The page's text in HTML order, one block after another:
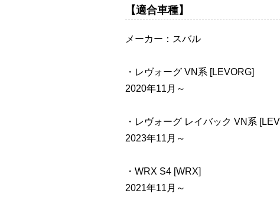
【適合車種】
メーカー：スバル
・レヴォーグ VN系 [LEVORG]
2020年11月～
・レヴォーグ レイバック VN系
2023年11月～
・WRX S4 [WRX]
2021年11月～